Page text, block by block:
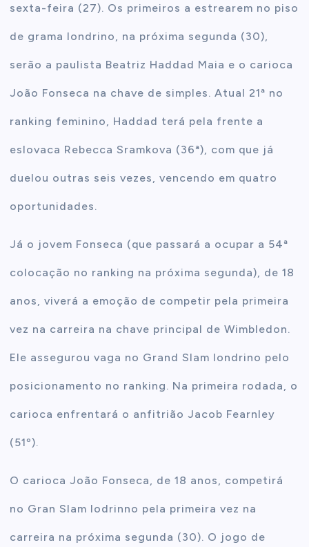
sexta-feira (27). Os primeiros a estrearem no piso
de grama londrino, na próxima segunda (30),
serão a paulista Beatriz Haddad Maia e o carioca
João Fonseca na chave de simples. Atual 21ª no
ranking feminino, Haddad terá pela frente a
eslovaca Rebecca Sramkova (36ª), com que já
duelou outras seis vezes, vencendo em quatro
oportunidades.
Já o jovem Fonseca (que passará a ocupar a 54ª
colocação no ranking na próxima segunda), de 18
anos, viverá a emoção de competir pela primeira
vez na carreira na chave principal de Wimbledon.
Ele assegurou vaga no Grand Slam londrino pelo
posicionamento no ranking. Na primeira rodada, o
carioca enfrentará o anfitrião Jacob Fearnley
(51º).
O carioca João Fonseca, de 18 anos, competirá
no Gran Slam lodrinno pela primeira vez na
carreira na próxima segunda (30). O jogo de